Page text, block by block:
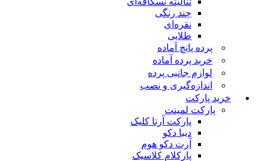
چند رنگی
نقره‌ای
طلایی
پرده پانچ آماده
خرید پرده آماده
لوازم جانبی پرده
اندازه‌گیری و نصب
خرید پارکت
پارکت لمینت
پارکت آرتا کلیک
دیبا دکو
آرت دکو هوم
پارکلام کلاسیک